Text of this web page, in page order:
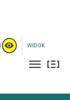
WIDOK